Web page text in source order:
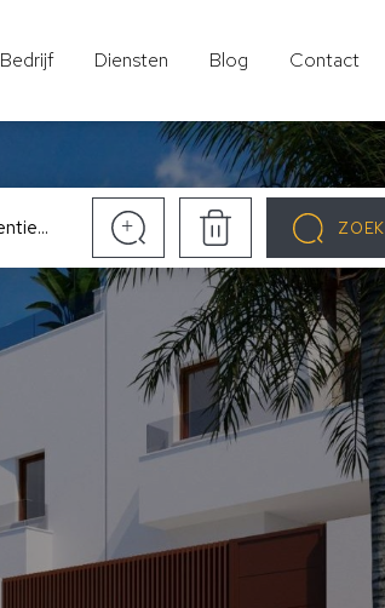
Bedrijf Diensten Blog Contact
+